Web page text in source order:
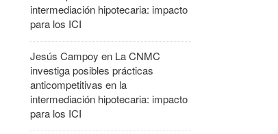
intermediación hipotecaria: impacto
para los ICI
Jesús Campoy en La CNMC
investiga posibles prácticas
anticompetitivas en la
intermediación hipotecaria: impacto
para los ICI